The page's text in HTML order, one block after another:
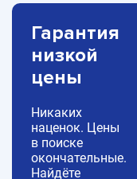
Гарантия
низкой
цены
Никаких
наценок. Цены
в поиске
окончательные.
Найдёте